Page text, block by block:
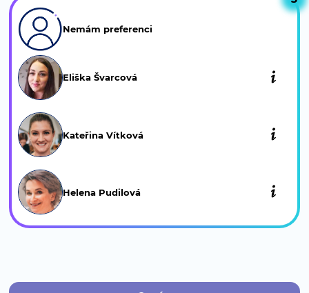
(konzultace)
Vyhlazující a…Zobrazit více
Preparace vlasů/Trvalá (konzultace)
Provádíme šetrný…
(1 500 Kč)
Hloubková kúra pro…
Nemám preferenci
Eliška Švarcová
Kateřina Vítková
Helena Pudilová